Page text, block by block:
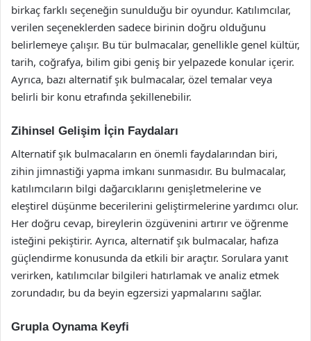
birkaç farklı seçeneğin sunulduğu bir oyundur. Katılımcılar,
verilen seçeneklerden sadece birinin doğru olduğunu
belirlemeye çalışır. Bu tür bulmacalar, genellikle genel kültür,
tarih, coğrafya, bilim gibi geniş bir yelpazede konular içerir.
Ayrıca, bazı alternatif şık bulmacalar, özel temalar veya
belirli bir konu etrafında şekillenebilir.
Zihinsel Gelişim İçin Faydaları
Alternatif şık bulmacaların en önemli faydalarından biri,
zihin jimnastiği yapma imkanı sunmasıdır. Bu bulmacalar,
katılımcıların bilgi dağarcıklarını genişletmelerine ve
eleştirel düşünme becerilerini geliştirmelerine yardımcı olur.
Her doğru cevap, bireylerin özgüvenini artırır ve öğrenme
isteğini pekiştirir. Ayrıca, alternatif şık bulmacalar, hafıza
güçlendirme konusunda da etkili bir araçtır. Sorulara yanıt
verirken, katılımcılar bilgileri hatırlamak ve analiz etmek
zorundadır, bu da beyin egzersizi yapmalarını sağlar.
Grupla Oynama Keyfi